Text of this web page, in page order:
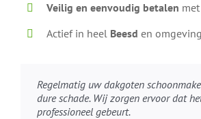
Veilig en eenvoudig betalen
Actief in heel Beesd en omgeving
Regelmatig uw dakgoten
dure schade. Wij zorgen ervoor dat
professioneel gebeurt.